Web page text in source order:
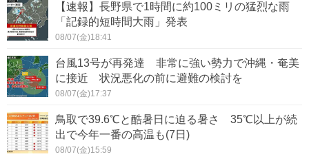
【速報】長野県で1時間に約100ミリの猛烈な雨
「記録的短時間大雨」発表
08/07(金)18:41
台風13号が再発達 非常に強い勢力で沖縄・奄美
に接近 状況悪化の前に避難の検討を
08/07(金)17:37
鳥取で39.6℃と酷暑日に迫る暑さ 35℃以上が続
出で今年一番の高温も(7日)
08/07(金)15:59